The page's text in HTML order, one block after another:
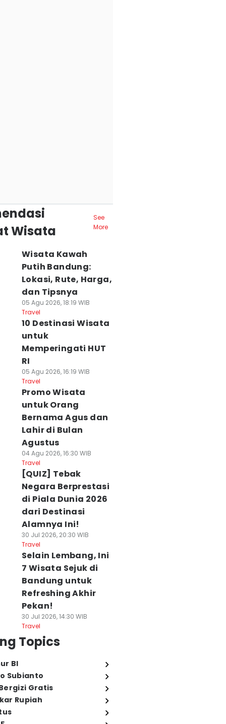
Wisata
See
More
Wisata Kawah
Putih Bandung:
Lokasi, Rute, Harga,
dan Tipsnya
05 Agu 2026, 18:19 WIB
Travel
10 Destinasi Wisata
untuk
Memperingati HUT
RI
05 Agu 2026, 16:19 WIB
Travel
Promo Wisata
untuk Orang
Bernama Agus dan
Lahir di Bulan
Agustus
04 Agu 2026, 16:30 WIB
Travel
[QUIZ] Tebak
Negara Berprestasi
di Piala Dunia 2026
dari Destinasi
Alamnya Ini!
30 Jul 2026, 20:30 WIB
Travel
Selain Lembang, Ini
7 Wisata Sejuk di
Bandung untuk
Refreshing Akhir
Pekan!
30 Jul 2026, 14:30 WIB
Travel
Topics
BI
Subianto
Gratis
Rupiah